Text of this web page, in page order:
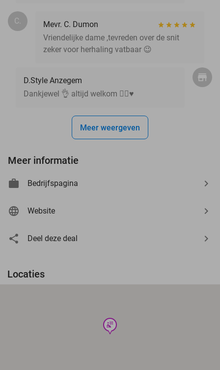
C.
Mevr. C. Dumon
Vriendelijke dame ,tevreden over de snit
zeker voor herhaling vatbaar 😉
D.Style Anzegem
Dankjewel 👌 altijd welkom 💇‍♀️♥️
Meer weergeven
Meer informatie
Bedrijfspagina
Website
Deel deze deal
Locaties
wellness